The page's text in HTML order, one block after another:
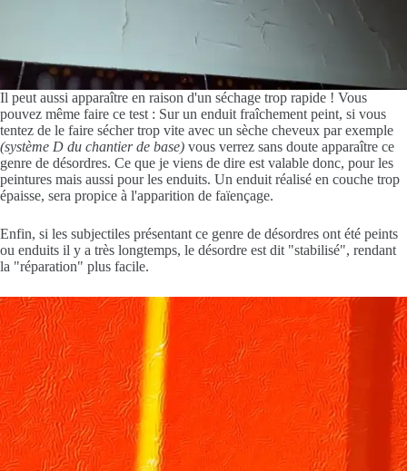
Il peut aussi apparaître en raison d'un séchage trop rapide ! Vous
pouvez même faire ce test : Sur un enduit fraîchement peint, si vous
tentez de le faire sécher trop vite avec un sèche cheveux par exemple
(système D du chantier de base) vous verrez sans doute apparaître ce
genre de désordres. Ce que je viens de dire est valable donc, pour les
peintures mais aussi pour les enduits. Un enduit réalisé en couche trop
épaisse, sera propice à l'apparition de faïençage.
Enfin, si les subjectiles présentant ce genre de désordres ont été peints
ou enduits il y a très longtemps, le désordre est dit "stabilisé", rendant
la "réparation" plus facile.